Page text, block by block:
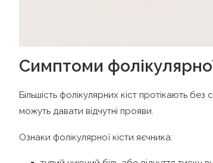
Симптоми
Більшість фолікулярних кіст протікають
можуть давати відчутні прояви.
Ознаки фолікулярної кісти яєчника: